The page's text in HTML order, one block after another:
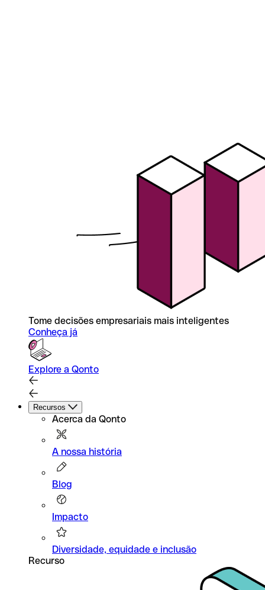
Tome decisões empresariais mais inteligentes
Conheça já
Explore a Qonto
Recursos
Acerca da Qonto
A nossa história
Blog
Impacto
Diversidade, equidade e inclusão
Recurso